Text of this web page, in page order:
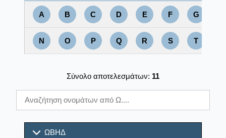
A B C D E F G
N O P Q R S T
Σύνολο αποτελεσμάτων: 11
ΩΒΗΔ